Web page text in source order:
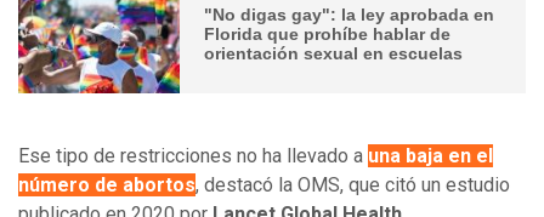
"No digas gay": la ley aprobada en
Florida que prohíbe hablar de
orientación sexual en escuelas
Ese tipo de restricciones no ha llevado a una baja en el
número de abortos, destacó la OMS, que citó un estudio